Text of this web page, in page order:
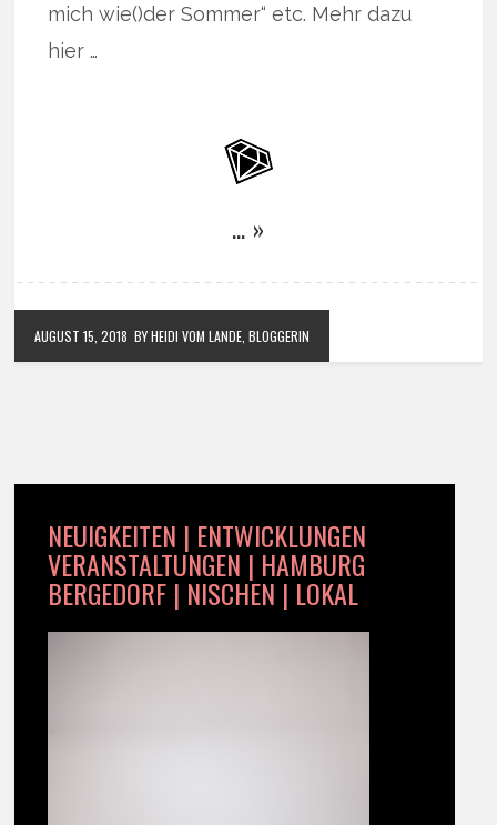
mich wie()der Sommer“ etc. Mehr dazu
hier …
… »
AUGUST 15, 2018 BY HEIDI VOM LANDE, BLOGGERIN
NEUIGKEITEN | ENTWICKLUNGEN
VERANSTALTUNGEN | HAMBURG
BERGEDORF | NISCHEN | LOKAL